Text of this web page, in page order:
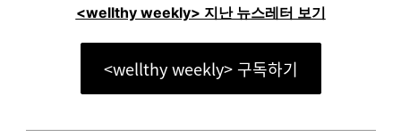
<wellthy weekly> 지난 뉴스레터 보기
<wellthy weekly> 구독하기